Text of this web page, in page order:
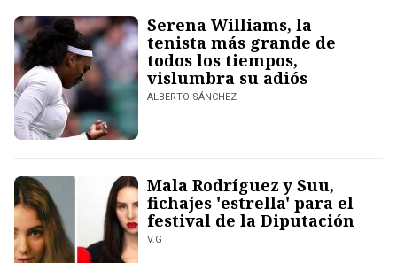
Serena Williams, la
tenista más grande de
todos los tiempos,
vislumbra su adiós
ALBERTO SÁNCHEZ
Mala Rodríguez y Suu,
fichajes 'estrella' para el
festival de la Diputación
V.G